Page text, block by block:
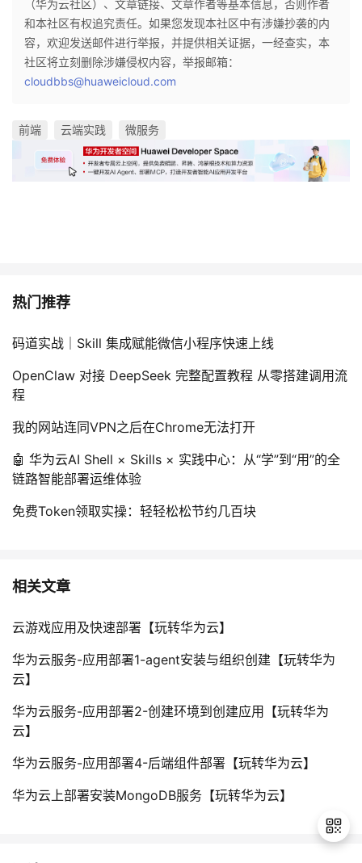
（华为云社区）、文章链接、文章作者等基本信息，否则作者
和本社区有权追究责任。如果您发现本社区中有涉嫌抄袭的内
容，欢迎发送邮件进行举报，并提供相关证据，一经查实，本
社区将立刻删除涉嫌侵权内容，举报邮箱：
cloudbbs@huaweicloud.com
前端 云端实践 微服务
热门推荐
码道实战｜Skill 集成赋能微信小程序快速上线
OpenClaw 对接 DeepSeek 完整配置教程 从零搭建调用流
程
我的网站连同VPN之后在Chrome无法打开
🤖 华为云AI Shell × Skills × 实践中心：从“学”到“用”的全
链路智能部署运维体验
免费Token领取实操：轻轻松松节约几百块
相关文章
云游戏应用及快速部署【玩转华为云】
华为云服务-应用部署1-agent安装与组织创建【玩转华为
云】
华为云服务-应用部署2-创建环境到创建应用【玩转华为
云】
华为云服务-应用部署4-后端组件部署【玩转华为云】
华为云上部署安装MongoDB服务【玩转华为云】